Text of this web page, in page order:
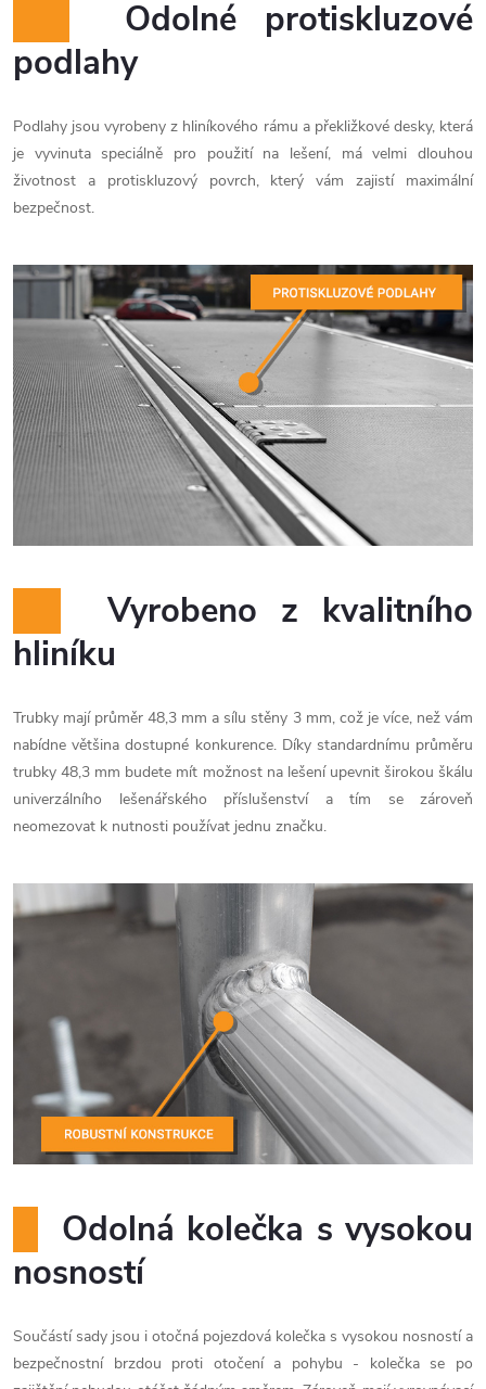
Odolné protiskluzové
podlahy
Podlahy jsou vyrobeny z hliníkového rámu a překližkové desky, která
je vyvinuta speciálně pro použití na lešení, má velmi dlouhou
životnost a protiskluzový povrch, který vám zajistí maximální
bezpečnost.
Vyrobeno z kvalitního
hliníku
Trubky mají průměr 48,3 mm a sílu stěny 3 mm, což je více, než vám
nabídne většina dostupné konkurence. Díky standardnímu průměru
trubky 48,3 mm budete mít možnost na lešení upevnit širokou škálu
univerzálního lešenářského příslušenství a tím se zároveň
neomezovat k nutnosti používat jednu značku.
Odolná kolečka s vysokou
nosností
Součástí sady jsou i otočná pojezdová kolečka s vysokou nosností a
bezpečnostní brzdou proti otočení a pohybu - kolečka se po